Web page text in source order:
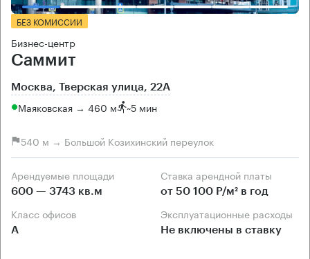
БЕЗ КОМИССИИ
Бизнес-центр
Саммит
Москва, Тверская улица, 22А
Маяковская → 460 м ~5 мин
540 м → Большой Козихинский переулок
Арендуемые площади
600 — 3743 кв.м
Ставка арендной платы
от 50 100 Р/м² в год
Класс офисов
А
Эксплуатационные расходы
Не включены в ставку